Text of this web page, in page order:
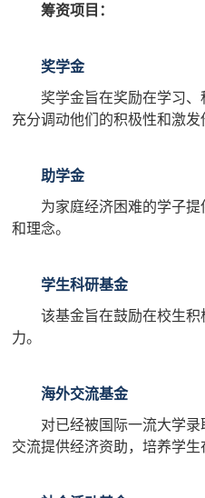
筹资项目：
奖学金
奖学金旨在奖励在学习
充分调动他们的积极性和激
助学金
为家庭经济困难的学子
和理念。
学生科研基金
该基金旨在鼓励在校生
力。
海外交流基金
对已经被国际一流大学
交流提供经济资助，培养学生